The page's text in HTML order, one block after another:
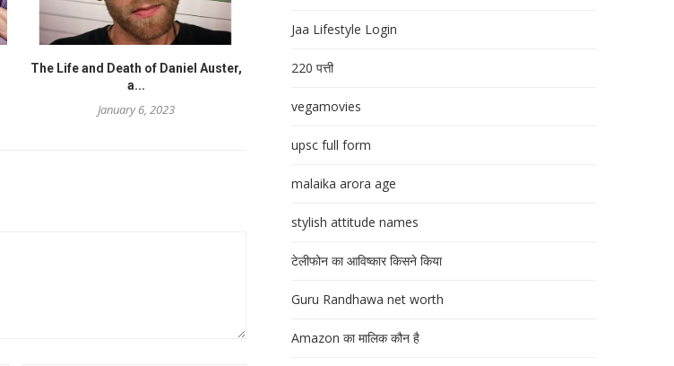
The Life and Death of Daniel Auster,
a...
January 6, 2023
Jaa Lifestyle Login
220 पत्ती
vegamovies
upsc full form
malaika arora age
stylish attitude names
टेलीफोन का आविष्कार किसने किया
Guru Randhawa net worth
Amazon का मालिक कौन है